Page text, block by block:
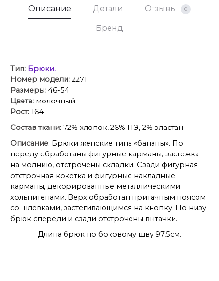
Описание Детали Отзывы 0
Бренд
Тип: Брюки.
Номер модели: 2271
Размеры: 46-54
Цвета: молочный
Рост: 164
Состав ткани: 72% хлопок, 26% ПЭ, 2% эластан
Описание: Брюки женские типа «бананы». По
переду обработаны фигурные карманы, застежка
на молнию, отстрочены складки. Сзади фигурная
отстрочная кокетка и фигурные накладные
карманы, декорированные металлическими
хольнитенами. Верх обработан притачным поясом
со шлевками, застегивающимся на кнопку. По низу
брюк спереди и сзади отстрочены вытачки.
Длина брюк по боковому шву 97,5см.